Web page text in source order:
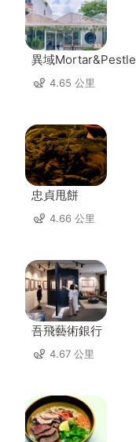
異域Mortar&Pestle
4.65 公里
忠貞甩餅
4.66 公里
吾飛藝術銀行
4.67 公里